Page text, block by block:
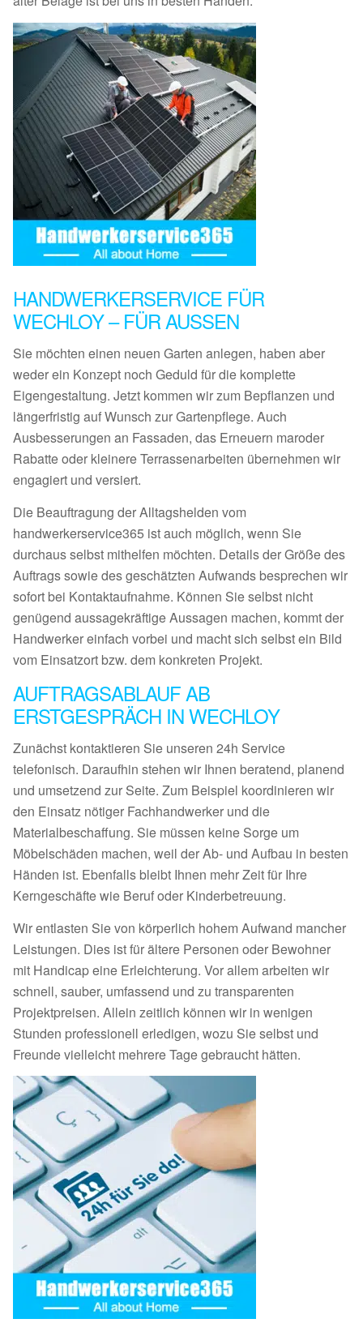
HANDWERKERSERVICE FÜR
WECHLOY – FÜR AUSSEN
Sie möchten einen neuen Garten anlegen, haben aber
weder ein Konzept noch Geduld für die komplette
Eigengestaltung. Jetzt kommen wir zum Bepflanzen und
längerfristig auf Wunsch zur Gartenpflege. Auch
Ausbesserungen an Fassaden, das Erneuern maroder
Rabatte oder kleinere Terrassenarbeiten übernehmen wir
engagiert und versiert.
Die Beauftragung der Alltagshelden vom
handwerkerservice365 ist auch möglich, wenn Sie
durchaus selbst mithelfen möchten. Details der Größe des
Auftrags sowie des geschätzten Aufwands besprechen wir
sofort bei Kontaktaufnahme. Können Sie selbst nicht
genügend aussagekräftige Aussagen machen, kommt der
Handwerker einfach vorbei und macht sich selbst ein Bild
vom Einsatzort bzw. dem konkreten Projekt.
AUFTRAGSABLAUF AB
ERSTGESPRÄCH IN WECHLOY
Zunächst kontaktieren Sie unseren 24h Service
telefonisch. Daraufhin stehen wir Ihnen beratend, planend
und umsetzend zur Seite. Zum Beispiel koordinieren wir
den Einsatz nötiger Fachhandwerker und die
Materialbeschaffung. Sie müssen keine Sorge um
Möbelschäden machen, weil der Ab- und Aufbau in besten
Händen ist. Ebenfalls bleibt Ihnen mehr Zeit für Ihre
Kerngeschäfte wie Beruf oder Kinderbetreuung.
Wir entlasten Sie von körperlich hohem Aufwand mancher
Leistungen. Dies ist für ältere Personen oder Bewohner
mit Handicap eine Erleichterung. Vor allem arbeiten wir
schnell, sauber, umfassend und zu transparenten
Projektpreisen. Allein zeitlich können wir in wenigen
Stunden professionell erledigen, wozu Sie selbst und
Freunde vielleicht mehrere Tage gebraucht hätten.